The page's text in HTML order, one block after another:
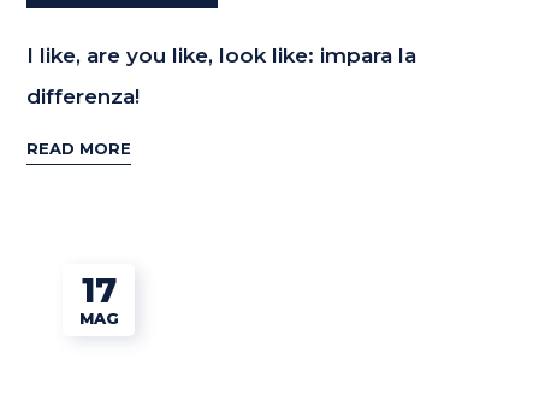
I like, are you like, look like: impara la
differenza!
READ MORE
17
MAG